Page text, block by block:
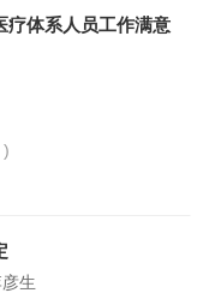
疗体系人员工作满意
)
生